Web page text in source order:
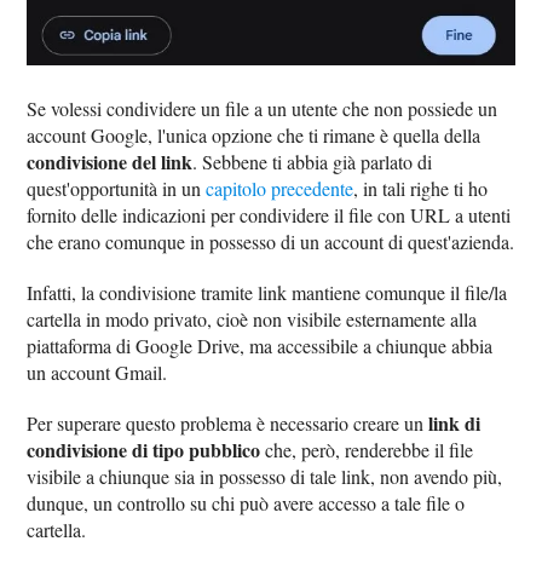
Se volessi condividere un file a un utente che non possiede un
account Google, l'unica opzione che ti rimane è quella della
condivisione del link. Sebbene ti abbia già parlato di
quest'opportunità in uncapitolo precedente, in tali righe ti ho
fornito delle indicazioni per condividere il file con URL a utenti
che erano comunque in possesso di un account di quest'azienda.
Infatti, la condivisione tramite link mantiene comunque il file/la
cartella in modo privato, cioè non visibile esternamente alla
piattaforma di Google Drive, ma accessibile a chiunque abbia
un account Gmail.
Per superare questo problema è necessario creare unlink di
condivisione di tipo pubblicoche, però, renderebbe il file
visibile a chiunque sia in possesso di tale link, non avendo più,
dunque, un controllo su chi può avere accesso a tale file o
cartella.